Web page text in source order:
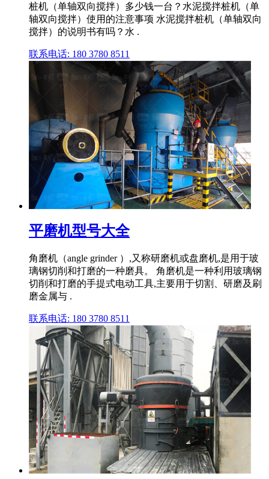
桩机（单轴双向搅拌）多少钱一台？水泥搅拌桩机（单
轴双向搅拌）使用的注意事项 水泥搅拌桩机（单轴双向
搅拌）的说明书有吗？水 .
联系电话: 180 3780 8511
平磨机型号大全
角磨机（angle grinder ）,又称研磨机或盘磨机,是用于玻
璃钢切削和打磨的一种磨具。 角磨机是一种利用玻璃钢
切削和打磨的手提式电动工具,主要用于切割、研磨及刷
磨金属与 .
联系电话: 180 3780 8511